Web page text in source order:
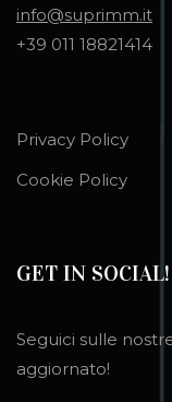
info@suprimm.it
+39 011 18821414
Privacy Policy
Cookie Policy
GET IN SOCIAL!
Seguici sulle
aggiornato!